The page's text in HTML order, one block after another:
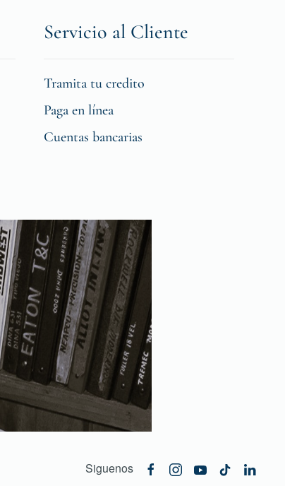
Servicio al Cliente
Tramita tu credito
Paga en línea
Cuentas bancarias
Siguenos